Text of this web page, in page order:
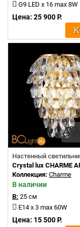
G9 LED x 16 max 8W
Цена: 25 900 Р.
Настенный
Crystal lux CHARME
Коллекция: Charme
В наличии
В: 25 см
E14 x 3 max 60W
Цена: 15 500 Р.